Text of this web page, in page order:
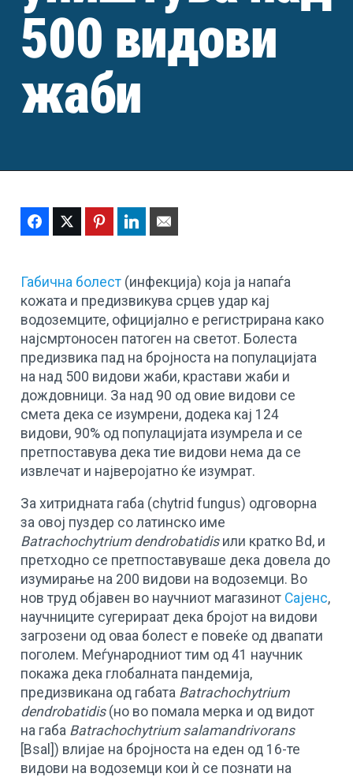
500 видови
жаби
FacebookTwitter PinterestLinkedIn
Габична болест (инфекција) која ја напаѓа
кожата и предизвикува срцев удар кај
водоземците, официјално е регистрирана како
најсмртоносен патоген на светот. Болеста
предизвика пад на бројноста на популацијата
на над 500 видови жаби, крастави жаби и
дождовници. За над 90 од овие видови се
смета дека се изумрени, додека кај 124
видови, 90% од популацијата изумрела и се
претпоставува дека тие видови нема да се
извлечат и најверојатно ќе изумрат.
За хитридната габа (chytrid fungus) одговорна
за овој пуздер со латинско име
Batrachochytrium dendrobatidisили кратко Bd, и
претходно се претпоставуваше дека довела до
изумирање на 200 видови на водоземци. Во
нов труд објавен во научниот магазинот Сајенс,
научниците сугерираат дека бројот на видови
загрозени од оваа болест е повеќе од двапати
поголем. Меѓународниот тим од 41 научник
покажа дека глобалната пандемија,
предизвикана од габата Batrachochytrium
dendrobatidis(но во помала мерка и од видот
на габа Batrachochytrium salamandrivorans
[Bsal]) влијае на бројноста на еден од 16-те
видови на водоземци кои ѝ се познати на